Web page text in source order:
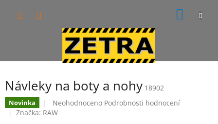
Návleky na boty a nohy 18902
Novinka
Průměrné
hodnocení
Neohodnoceno Podrobnosti hodnocení
Značka: RAW